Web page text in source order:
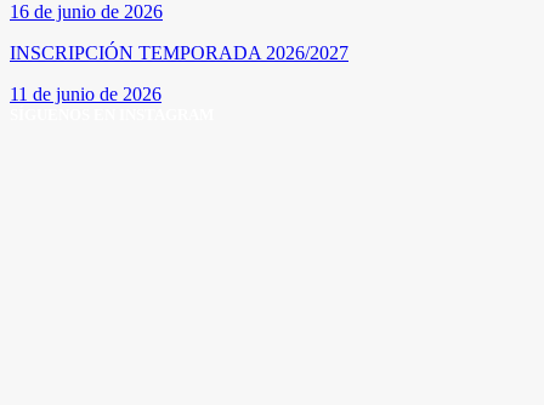
16 de junio de 2026
INSCRIPCIÓN TEMPORADA 2026/2027
11 de junio de 2026